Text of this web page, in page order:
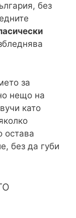
без
за
нещо на
като
остава
без да губи